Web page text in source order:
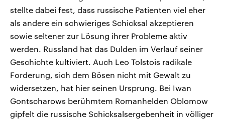
stellte dabei fest, dass russische Patienten viel eher
als andere ein schwieriges Schicksal akzeptieren
sowie seltener zur Lösung ihrer Probleme aktiv
werden. Russland hat das Dulden im Verlauf seiner
Geschichte kultiviert. Auch Leo Tolstois radikale
Forderung, sich dem Bösen nicht mit Gewalt zu
widersetzen, hat hier seinen Ursprung. Bei Iwan
Gontscharows berühmtem Romanhelden Oblomow
gipfelt die russische Schicksalsergebenheit in völliger